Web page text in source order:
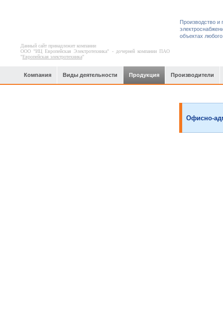
Данный сайт принадлежит компании
ООО "ИЦ Европейская Электротехника" - дочерней компании ПАО
"Европейская электротехника"
Производство и
объектах
Компания Виды деятельности Продукция Производители
Офисно-